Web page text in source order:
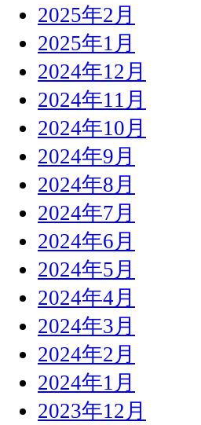
2025年2月
2025年1月
2024年12月
2024年11月
2024年10月
2024年9月
2024年8月
2024年7月
2024年6月
2024年5月
2024年4月
2024年3月
2024年2月
2024年1月
2023年12月